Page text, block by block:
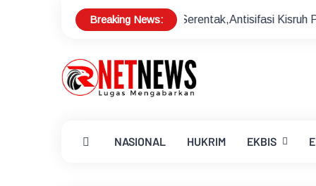
Breaking News:
Pilkades Serentak,Antisifasi Kisruh Pilkades Sekda
NASIONAL HUKRIM EKBIS